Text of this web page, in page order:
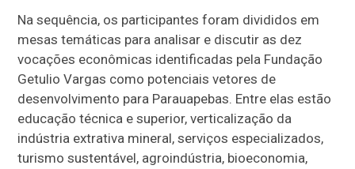
Na sequência, os participantes foram divididos em
mesas temáticas para analisar e discutir as dez
vocações econômicas identificadas pela Fundação
Getulio Vargas como potenciais vetores de
desenvolvimento para Parauapebas. Entre elas estão
educação técnica e superior, verticalização da
indústria extrativa mineral, serviços especializados,
turismo sustentável, agroindústria, bioeconomia,